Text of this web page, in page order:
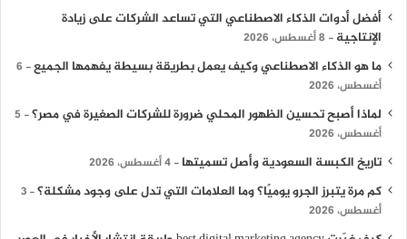
أفضل أدوات الذكاء الاصطناعي التي تساعد الشركات على زيادة
الإنتاجية
8 أغسطس، 2026
ما هو الذكاء الاصطناعي وكيف يعمل بطريقة بسيطة يفهمها الجميع
6
أغسطس، 2026
لماذا أصبح تحسين الظهور المحلي ضرورة للشركات الصغيرة في مصر؟
5
أغسطس، 2026
تاريخ الكبسة السعودية وأصل تسميتها 4 أغسطس، 2026
كم مرة يتبرز الجرو يوميًا؟ وما العلامات التي تدل على وجود مشكلة؟ 3
أغسطس، 2026